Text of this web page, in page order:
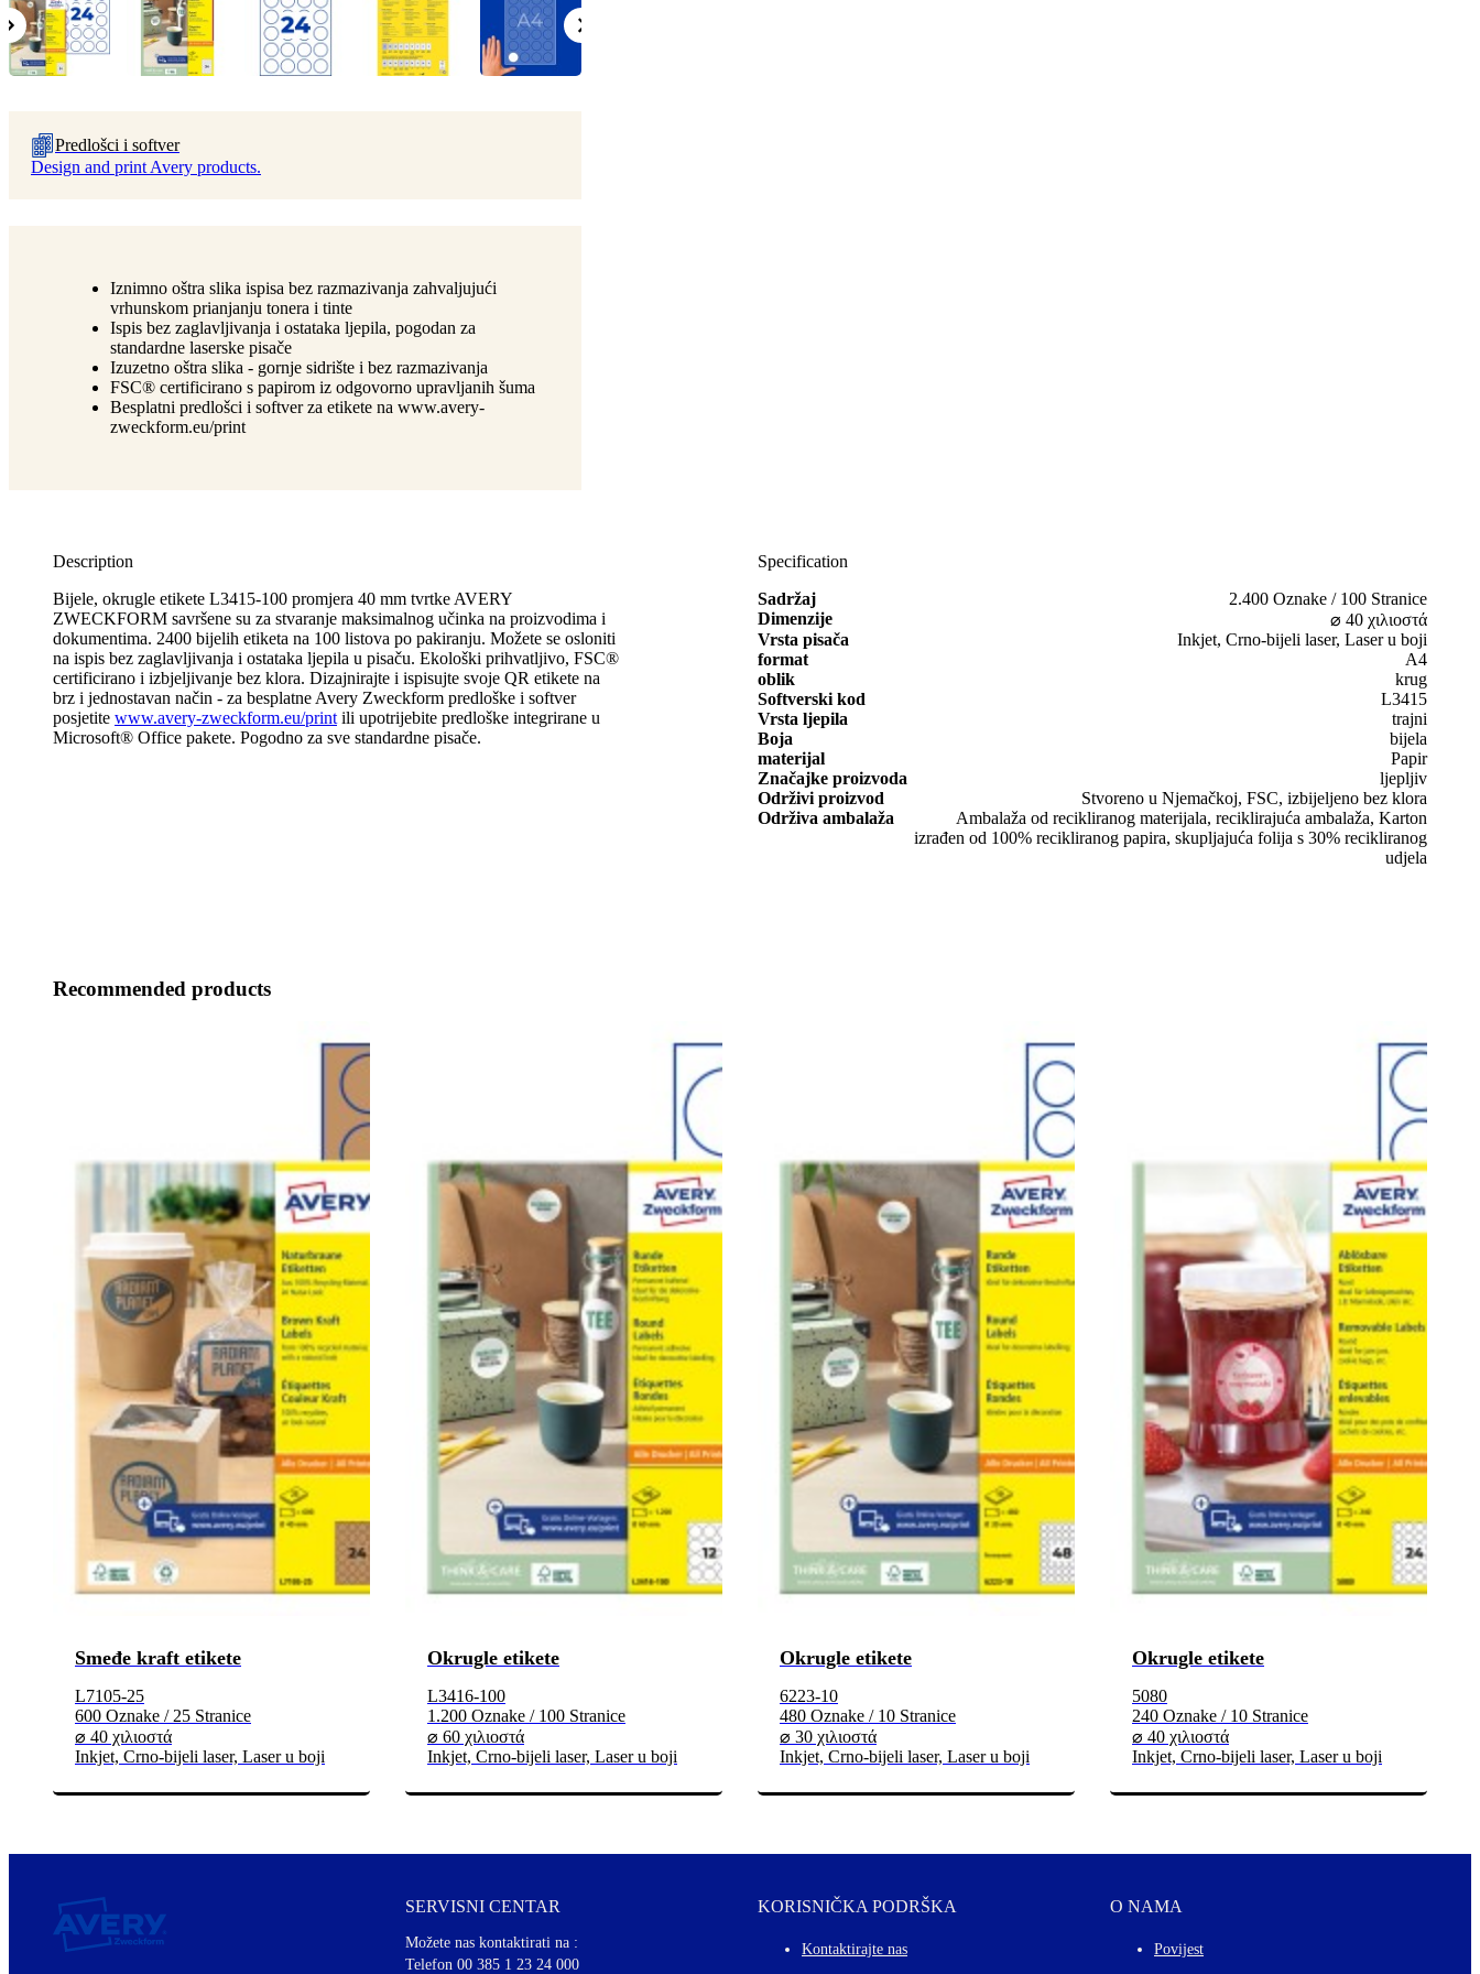
Predlošci i softver
Design and print Avery products.
Iznimno oštra slika ispisa bez razmazivanja zahvaljujući
vrhunskom prianjanju tonera i tinte
Ispis bez zaglavljivanja i ostataka ljepila, pogodan za
standardne laserske pisače
Izuzetno oštra slika - gornje sidrište i bez razmazivanja
FSC® certificirano s papirom iz odgovorno upravljanih šuma
Besplatni predlošci i softver za etikete na www.avery-
zweckform.eu/print
Description
Bijele, okrugle etikete L3415-100 promjera 40 mm tvrtke AVERY
ZWECKFORM savršene su za stvaranje maksimalnog učinka na proizvodima i
dokumentima. 2400 bijelih etiketa na 100 listova po pakiranju. Možete se osloniti
na ispis bez zaglavljivanja i ostataka ljepila u pisaču. Ekološki prihvatljivo, FSC®
certificirano i izbjeljivanje bez klora. Dizajnirajte i ispisujte svoje QR etikete na
brz i jednostavan način - za besplatne Avery Zweckform predloške i softver
posjetite www.avery-zweckform.eu/print ili upotrijebite predloške integrirane u
Microsoft® Office pakete. Pogodno za sve standardne pisače.
Specification
Sadržaj
2.400 Oznake / 100 Stranice
Dimenzije
⌀ 40 χιλιοστά
Vrsta pisača
Inkjet, Crno-bijeli laser, Laser u boji
format
A4
oblik
krug
Softverski kod
L3415
Vrsta ljepila
trajni
Boja
bijela
materijal
Papir
Značajke proizvoda
ljepljiv
Održivi proizvod
Stvoreno u Njemačkoj, FSC, izbijeljeno bez klora
Održiva ambalaža
Ambalaža od recikliranog materijala, reciklirajuća ambalaža, Karton
izrađen od 100% recikliranog papira, skupljajuća folija s 30% recikliranog
udjela
Recommended products
Smeđe kraft etikete
L7105-25
600 Oznake / 25 Stranice
⌀ 40 χιλιοστά
Inkjet, Crno-bijeli laser, Laser u boji
Okrugle etikete
L3416-100
1.200 Oznake / 100 Stranice
⌀ 60 χιλιοστά
Inkjet, Crno-bijeli laser, Laser u boji
Okrugle etikete
6223-10
480 Oznake / 10 Stranice
⌀ 30 χιλιοστά
Inkjet, Crno-bijeli laser, Laser u boji
Okrugle etikete
5080
240 Oznake / 10 Stranice
⌀ 40 χιλιοστά
Inkjet, Crno-bijeli laser, Laser u boji
SERVISNI CENTAR
Možete nas kontaktirati na :
Telefon 00 385 1 23 24 000
KORISNIČKA PODRŠKA
Kontaktirajte nas
O NAMA
Povijest